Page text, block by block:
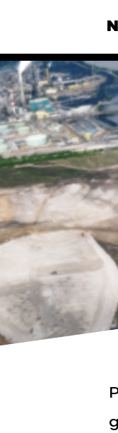
Nos
Total, rendez-
tribunal
Gaz « naturel
enfumage
Mode : une
destructrice
Gaz au
violence
Nos autres